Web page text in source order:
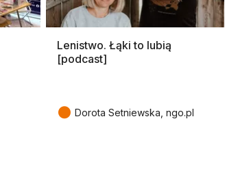
Lenistwo. Łąki to lubią
[podcast]
● Dorota Setniewska, ngo.pl